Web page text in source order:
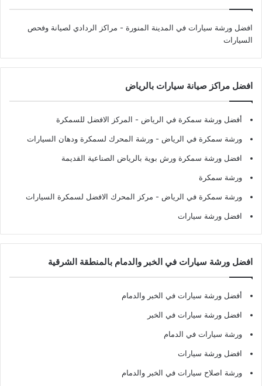
افضل ورشة سيارات في المدينة المنورة - مراكز الردادي لصيانة وفحص
السيارات
افضل مراكز صيانة سيارات بالرياض
أفضل ورشة سمكرة في الرياض - المركز الافضل للسمكرة
ورشة سمكرة في الرياض - ورشة المحرك لسمكرة ودهان السيارات
افضل ورشة سمكرة ورش بوية بالرياض الصناعية القديمة
ورشة سمكرة
ورشة سمكرة في الرياض - مركز المحرك الافضل لسمكرة السيارات
افضل ورشة سيارات
افضل ورشة سيارات في الخبر والدمام بالمنطقة الشرقية
أفضل ورشة سيارات في الخبر والدمام
افضل ورشة سيارات في الخبر
ورشة سيارات في الدمام
افضل ورشة سيارات
ورشة اصلاح سيارات في الخبر والدمام